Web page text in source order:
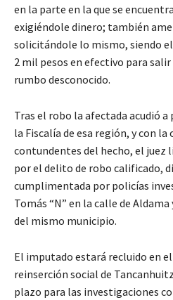
en la parte en la que se
exigiéndole dinero; también
solicitándole lo mismo, siendo
2 mil pesos en efectivo para
rumbo desconocido.
Tras el robo la afectada acudió
la Fiscalía de esa región, y con
contundentes del hecho, el juez
por el delito de robo calificado,
cumplimentada por policías
Tomás “N” en la calle de
del mismo municipio.
El imputado estará recluido en
reinserción social de
plazo para las investigaciones